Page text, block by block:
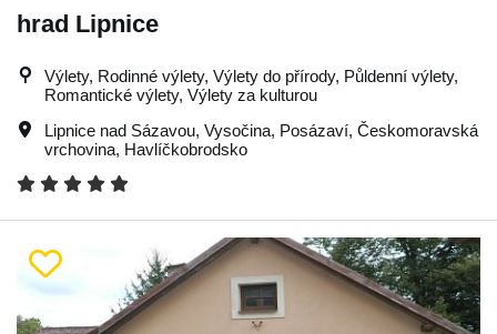
hrad Lipnice
Výlety, Rodinné výlety, Výlety do přírody, Půldenní výlety,
Romantické výlety, Výlety za kulturou
Lipnice nad Sázavou, Vysočina, Posázaví, Českomoravská
vrchovina, Havlíčkobrodsko